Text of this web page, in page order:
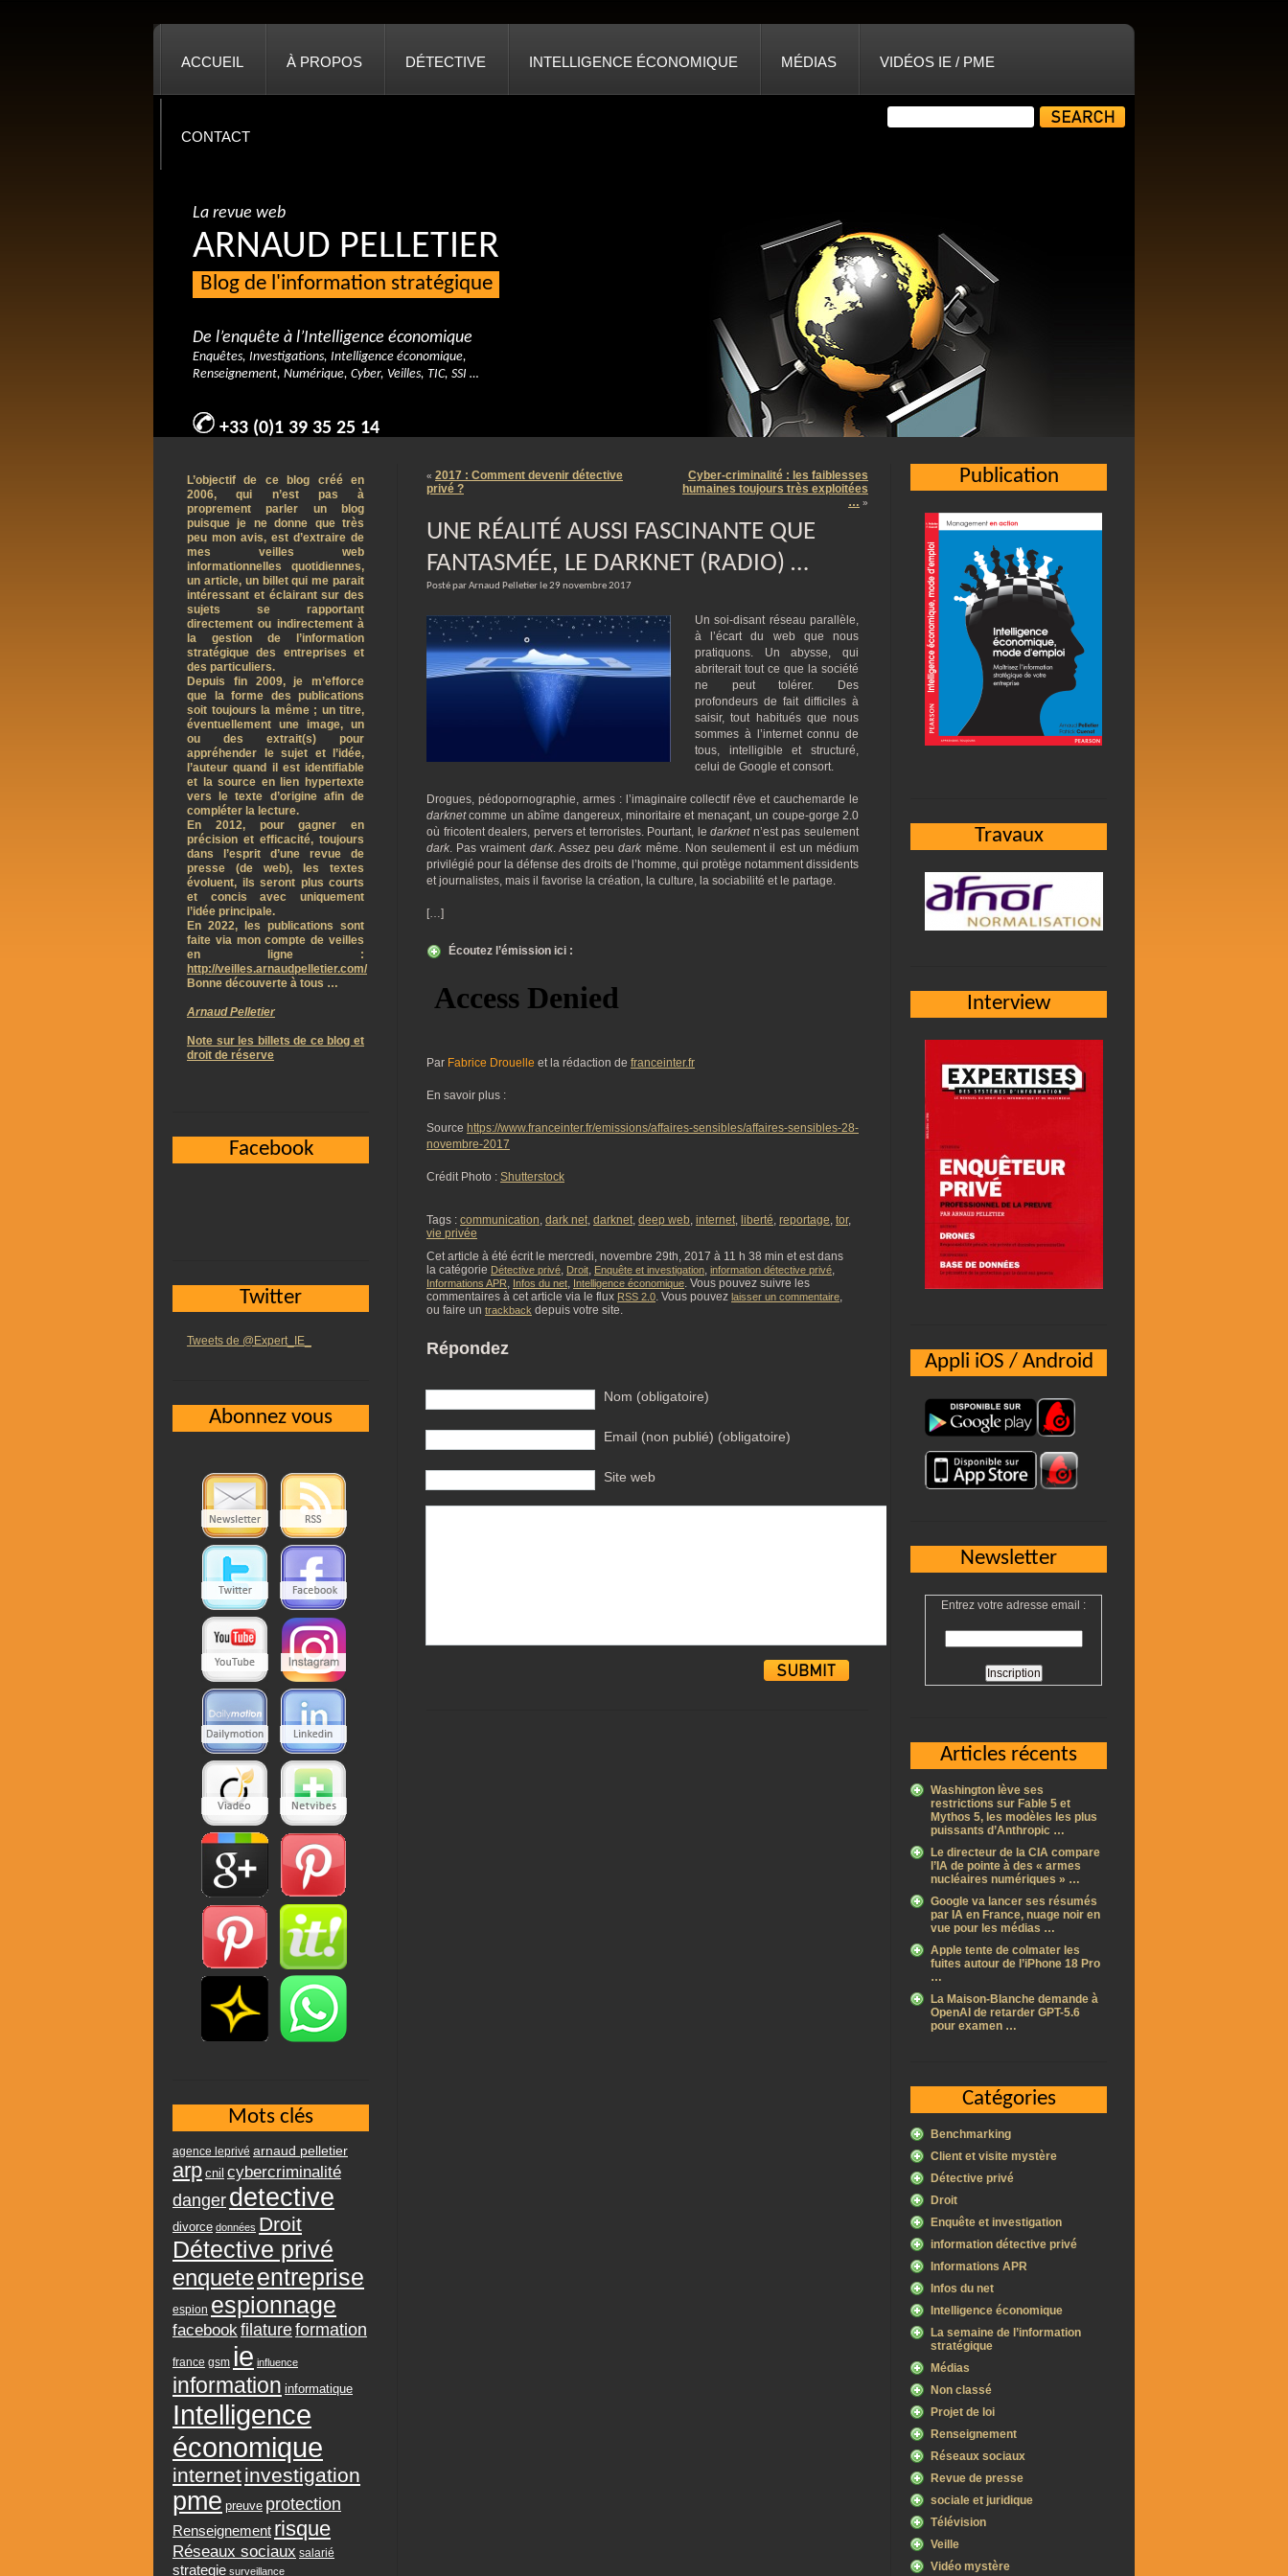
ACCUEIL À PROPOS DÉTECTIVE INTELLIGENCE ÉCONOMIQUE MÉDIAS VIDÉOS IE / PME
CONTACT
La revue web
ARNAUD PELLETIER
Blog de l'information stratégique
De l’enquête à l’Intelligence économique
Enquêtes, Investigations, Intelligence économique,
Renseignement, Numérique, Cyber, Veilles, TIC, SSI …
+33 (0)1 39 35 25 14
« 2017 : Comment devenir détective
privé ?
Cyber-criminalité : les faiblesses
humaines toujours très exploitées
… »
UNE RÉALITÉ AUSSI FASCINANTE QUE
FANTASMÉE, LE DARKNET (RADIO) …
Posté par Arnaud Pelletier le 29 novembre 2017
Un soi-disant réseau parallèle,
à l’écart du web que nous
pratiquons. Un abysse, qui
abriterait tout ce que la société
ne peut tolérer. Des
profondeurs de fait difficiles à
saisir, tout habitués que nous
sommes à l’internet connu de
tous, intelligible et structuré,
celui de Google et consort.
Drogues, pédopornographie, armes : l’imaginaire collectif rêve et cauchemarde le
darknetcomme un abîme dangereux, minoritaire et menaçant, un coupe-gorge 2.0
où fricotent dealers, pervers et terroristes. Pourtant, ledarknetn’est pas seulement
dark. Pas vraiment dark. Assez peudark même. Non seulement il est un médium
privilégié pour la défense des droits de l’homme, qui protège notamment dissidents
et journalistes, mais il favorise la création, la culture, la sociabilité et le partage.
[…]
Écoutez l’émission ici :
Par Fabrice Drouelle et la rédaction de franceinter.fr
En savoir plus :
Source https://www.franceinter.fr/emissions/affaires-sensibles/affaires-sensibles-28-
novembre-2017
Crédit Photo : Shutterstock
Tags : communication, dark net, darknet, deep web, internet, liberté, reportage, tor,
vie privée
Cet article à été écrit le mercredi, novembre 29th, 2017 à 11 h 38 min et est dans
la catégorie Détective privé, Droit, Enquête et investigation, information détective privé,
Informations APR, Infos du net, Intelligence économique. Vous pouvez suivre les
commentaires à cet article via le flux RSS 2.0. Vous pouvez laisser un commentaire,
ou faire un trackback depuis votre site.
Répondez
Nom (obligatoire)
Email (non publié) (obligatoire)
Site web
Publication
Travaux
Interview
Appli iOS / Android
Newsletter
Entrez votre adresse email :
Articles récents
Washington lève ses
restrictions sur Fable 5 et
Mythos 5, les modèles les plus
puissants d’Anthropic …
Le directeur de la CIA compare
l’IA de pointe à des « armes
nucléaires numériques » …
Google va lancer ses résumés
par IA en France, nuage noir en
vue pour les médias …
Apple tente de colmater les
fuites autour de l’iPhone 18 Pro
…
La Maison-Blanche demande à
OpenAI de retarder GPT-5.6
pour examen …
Catégories
Benchmarking
Client et visite mystère
Détective privé
Droit
Enquête et investigation
information détective privé
Informations APR
Infos du net
Intelligence économique
La semaine de l’information
stratégique
Médias
Non classé
Projet de loi
Renseignement
Réseaux sociaux
Revue de presse
sociale et juridique
Télévision
Veille
Vidéo mystère
L’objectif de ce blog créé en
2006, qui n’est pas à
proprement parler un blog
puisque je ne donne que très
peu mon avis, est d’extraire de
mes veilles web
informationnelles quotidiennes,
un article, un billet qui me parait
intéressant et éclairant sur des
sujets se rapportant
directement ou indirectement à
la gestion de l’information
stratégique des entreprises et
des particuliers.
Depuis fin 2009, je m’efforce
que la forme des publications
soit toujours la même ; un titre,
éventuellement une image, un
ou des extrait(s) pour
appréhender le sujet et l’idée,
l’auteur quand il est identifiable
et la source en lien hypertexte
vers le texte d’origine afin de
compléter la lecture.
En 2012, pour gagner en
précision et efficacité, toujours
dans l’esprit d’une revue de
presse (de web), les textes
évoluent, ils seront plus courts
et concis avec uniquement
l’idée principale.
En 2022, les publications sont
faite via mon compte de veilles
en ligne :
http://veilles.arnaudpelletier.com/
Bonne découverte à tous …
Arnaud Pelletier
Note sur les billets de ce blog et
droit de réserve
Facebook
Twitter
Tweets de @Expert_IE_
Abonnez vous
Mots clés
agence leprivé arnaud pelletier
arp cnil cybercriminalité
danger detective
divorce données Droit
Détective privé
enqueteentreprise
espion espionnage
facebookfilatureformation
france gsm ie influence
information informatique
Intelligence
économique
internetinvestigation
pme preuve protection
Renseignement risque
Réseaux sociaux salarié
strategie surveillance